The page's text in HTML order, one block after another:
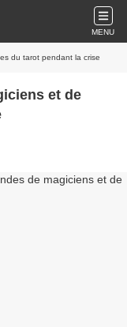
MENU
du tarot pendant la crise
et de